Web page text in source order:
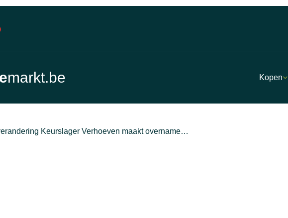
markt.be Kopen
Keurslager Verhoeven maakt overname…